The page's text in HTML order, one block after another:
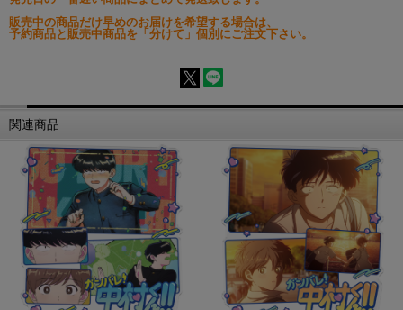
販売中の商品だけ早めのお届けを希望する場合は、
予約商品と販売中商品を「分けて」個別にご注文下さい。
関連商品